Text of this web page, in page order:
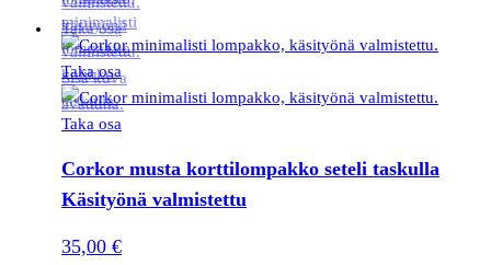
Corkor musta korttilompakko seteli taskulla
Käsityönä valmistettu
35,00 €